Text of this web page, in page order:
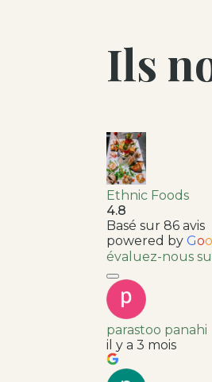
Ils
Ethnic Foods
4.8
Basé sur 86 avis
powered byGo
évaluez-nous
parastoo panahi
il y a 3 mois